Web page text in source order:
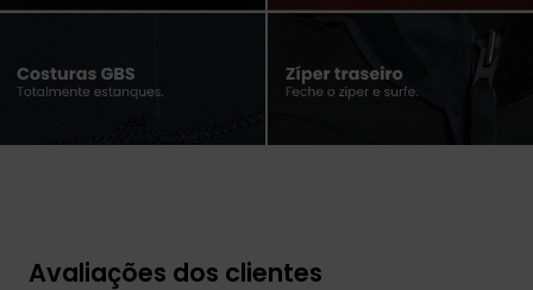
Avaliações dos clientes